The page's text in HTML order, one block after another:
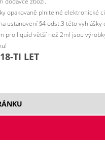
opakovaně plnitelné elektronické
ustanovení §4 odst.3 této vyhlášky
pro liquid větší než 2ml jsou
TI LET